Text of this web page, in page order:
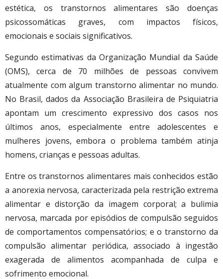
estética, os transtornos alimentares são doenças
psicossomáticas graves, com impactos físicos,
emocionais e sociais significativos.
Segundo estimativas da Organização Mundial da Saúde
(OMS), cerca de 70 milhões de pessoas convivem
atualmente com algum transtorno alimentar no mundo.
No Brasil, dados da Associação Brasileira de Psiquiatria
apontam um crescimento expressivo dos casos nos
últimos anos, especialmente entre adolescentes e
mulheres jovens, embora o problema também atinja
homens, crianças e pessoas adultas.
Entre os transtornos alimentares mais conhecidos estão
a anorexia nervosa, caracterizada pela restrição extrema
alimentar e distorção da imagem corporal; a bulimia
nervosa, marcada por episódios de compulsão seguidos
de comportamentos compensatórios; e o transtorno da
compulsão alimentar periódica, associado à ingestão
exagerada de alimentos acompanhada de culpa e
sofrimento emocional.